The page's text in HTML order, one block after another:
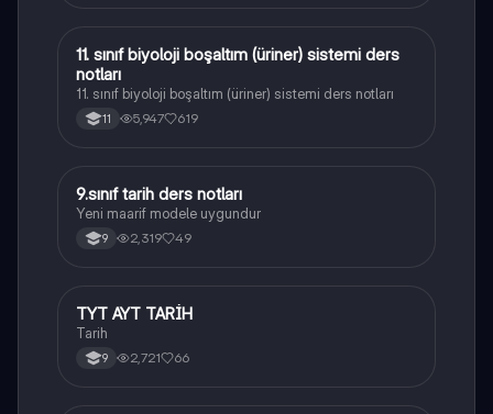
Biyoloji
11. sınıf biyoloji boşaltım (üriner) sistemi ders
notları
11. sınıf biyoloji boşaltım (üriner) sistemi ders notları
11 5,947 619
Tarih
9.sınıf tarih ders notları
Yeni maarif modele uygundur
9 2,319 49
Tarih
TYT AYT TARİH
Tarih
9 2,721 66